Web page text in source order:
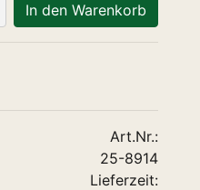
In den Warenkorb
Art.Nr.:
25-8914
Lieferzeit: